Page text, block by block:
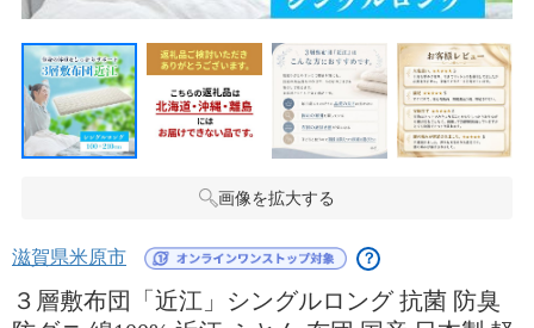
画像を拡大する
滋賀県米原市 ？
３層敷布団「近江」シングルロング 抗菌 防臭